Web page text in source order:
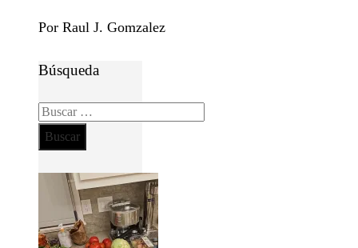
Por Raul J. Gomzalez
Búsqueda
Buscar: